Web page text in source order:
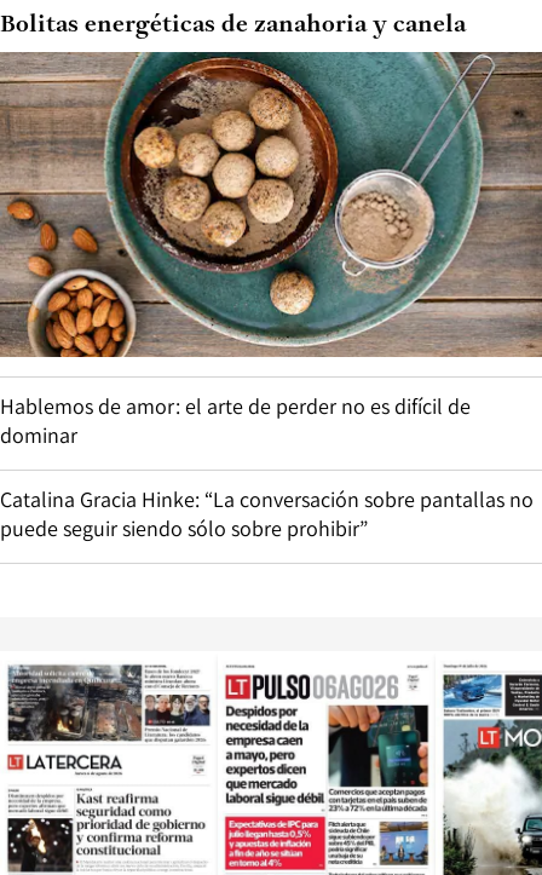
Bolitas energéticas de zanahoria y canela
Hablemos de amor: el arte de perder no es difícil de
dominar
Catalina Gracia Hinke: “La conversación sobre pantallas no
puede seguir siendo sólo sobre prohibir”
Opens in new window Opens in